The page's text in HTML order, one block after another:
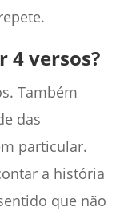
4 versos?
Também
das
particular.
a história
que não